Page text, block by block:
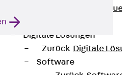
Digitale Lösungen
Zurück Digitale
Software